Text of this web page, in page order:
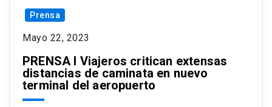
Prensa
Mayo 22, 2023
PRENSA I Viajeros critican extensas
distancias de caminata en nuevo
terminal del aeropuerto